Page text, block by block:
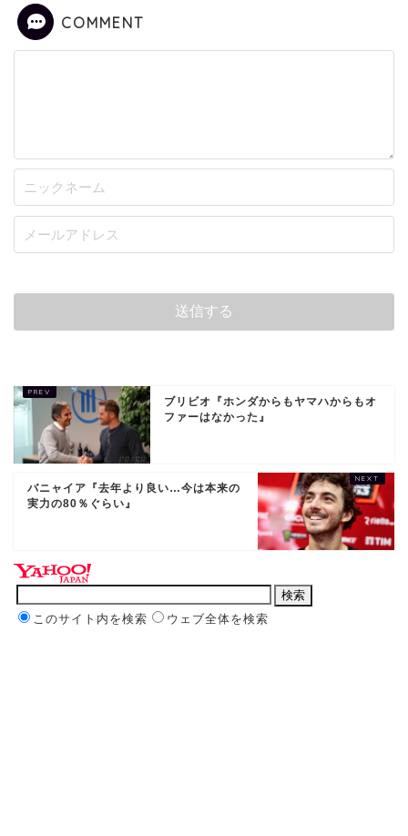
COMMENT
ブリビオ『ホンダからもヤマハからもオ
ファーはなかった』
バニャイア『去年より良い…今は本来の
実力の80％ぐらい』
このサイト内を検索 ウェブ全体を検索